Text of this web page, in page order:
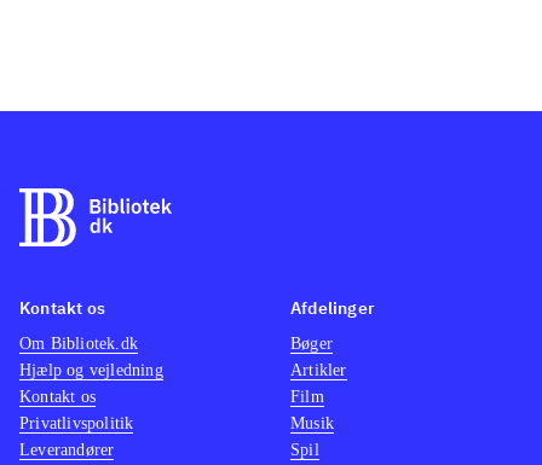
Kontakt os
Om Bibliotek.dk
Hjælp og vejledning
Kontakt os
Privatlivspolitik
Leverandører
Afdelinger
Bøger
Artikler
Film
Musik
Spil